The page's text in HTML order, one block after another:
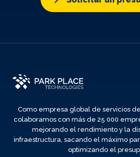
Como empresa global de servicios
colaboramos con más de 25 000
mejorando el rendimiento y la
infraestructura, sacando el máximo
optimizando el